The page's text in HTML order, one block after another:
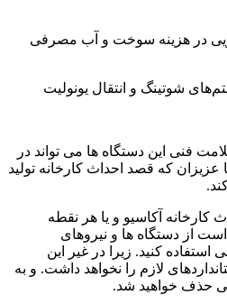
در هزینه سوخت و آب مصرفی
شوتینگ و انتقال یونولیت
فنی این دستگاه ها می تواند در
که قصد احداث کارخانه تولید
کارخانه آکاسیو و یا هر نقطه
از دستگاه ها و نیروهای
کنید. زیرا در غیر این
لازم را نخواهد داشت. و به
حذف خواهید شد.